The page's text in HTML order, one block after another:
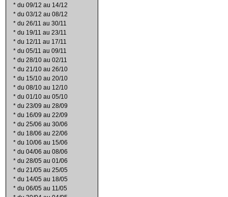
* du 09/12 au 14/12
* du 03/12 au 08/12
* du 26/11 au 30/11
* du 19/11 au 23/11
* du 12/11 au 17/11
* du 05/11 au 09/11
* du 28/10 au 02/11
* du 21/10 au 26/10
* du 15/10 au 20/10
* du 08/10 au 12/10
* du 01/10 au 05/10
* du 23/09 au 28/09
* du 16/09 au 22/09
* du 25/06 au 30/06
* du 18/06 au 22/06
* du 10/06 au 15/06
* du 04/06 au 08/06
* du 28/05 au 01/06
* du 21/05 au 25/05
* du 14/05 au 18/05
* du 06/05 au 11/05